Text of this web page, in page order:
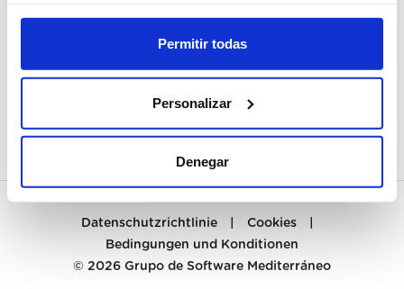
Permitir todas
Personalizar
Denegar
KUNDENBETREUUNG
KONTAKT
PREGUNTAS FRECUENTES
Datenschutzrichtlinie Cookies
Bedingungen und Konditionen
© 2026 Grupo de Software Mediterráneo